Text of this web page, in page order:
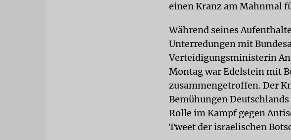
einen Kranz am Mahnmal
Während seines
Unterredungen mit
Verteidigungsministerin
Montag war Edelstein mit
zusammengetroffen. Der
Bemühungen
Rolle im Kampf gegen
Tweet der israelischen